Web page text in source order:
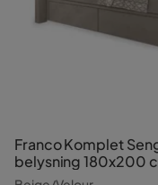
Franco Komplet
belysning 180x200